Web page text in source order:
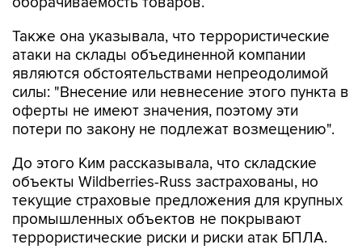
Также она указывала, что террористические
атаки на склады объединенной компании
являются обстоятельствами непреодолимой
силы: "Внесение или невнесение этого пункта в
оферты не имеют значения, поэтому эти
потери по закону не подлежат возмещению".
До этого Ким рассказывала, что складские
объекты Wildberries-Russ застрахованы, но
текущие страховые предложения для крупных
промышленных объектов не покрывают
террористические риски и риски атак БПЛА.